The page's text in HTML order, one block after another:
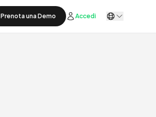
Prenota una Demo Accedi